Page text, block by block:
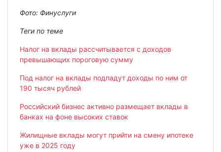
Фото: Финуслуги
Теги по теме
Налог на вклады рассчитывается с доходов
превышающих пороговую сумму
Под налог на вклады подпадут доходы по ним от
190 тысяч рублей
Российский бизнес активно размещает вклады в
банках на фоне высоких ставок
Жилищные вклады могут прийти на смену ипотеке
уже в 2025 году